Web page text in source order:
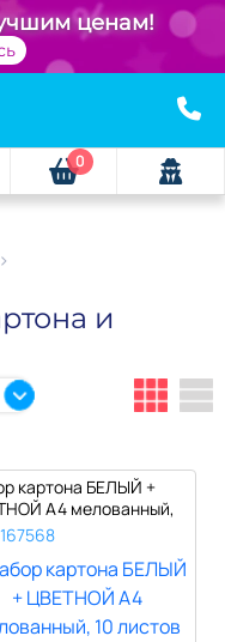
ценам!
0
и
картона БЕЛЫЙ +
А4 мелованный,
..